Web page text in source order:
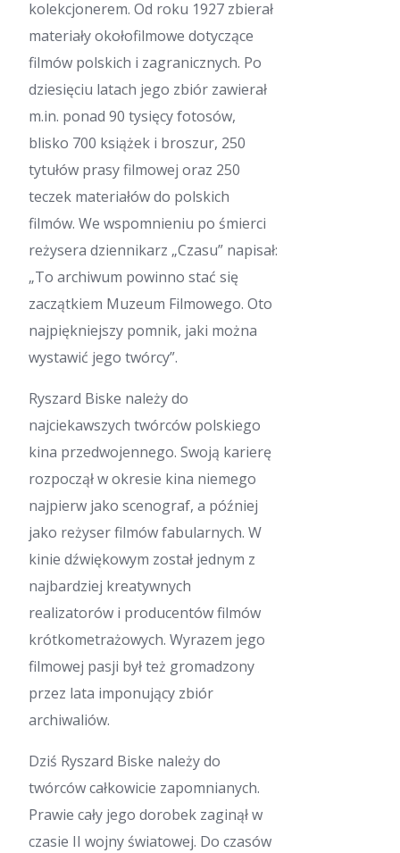
kolekcjonerem. Od roku 1927 zbierał
materiały okołofilmowe dotyczące
filmów polskich i zagranicznych. Po
dziesięciu latach jego zbiór zawierał
m.in. ponad 90 tysięcy fotosów,
blisko 700 książek i broszur, 250
tytułów prasy filmowej oraz 250
teczek materiałów do polskich
filmów. We wspomnieniu po śmierci
reżysera dziennikarz „Czasu” napisał:
„To archiwum powinno stać się
zaczątkiem Muzeum Filmowego. Oto
najpiękniejszy pomnik, jaki można
wystawić jego twórcy”.
Ryszard Biske należy do
najciekawszych twórców polskiego
kina przedwojennego. Swoją karierę
rozpoczął w okresie kina niemego
najpierw jako scenograf, a później
jako reżyser filmów fabularnych. W
kinie dźwiękowym został jednym z
najbardziej kreatywnych
realizatorów i producentów filmów
krótkometrażowych. Wyrazem jego
filmowej pasji był też gromadzony
przez lata imponujący zbiór
archiwaliów.
Dziś Ryszard Biske należy do
twórców całkowicie zapomnianych.
Prawie cały jego dorobek zaginął w
czasie II wojny światowej. Do czasów